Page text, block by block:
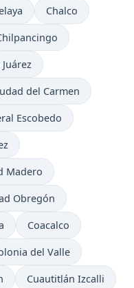
Chalco
del Carmen
Escobedo
Madero
Obregón
Coacalco
del Valle
Cuautitlán Izcalli